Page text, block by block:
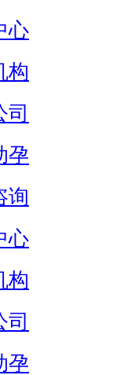
心
构
司
孕
询
心
构
司
孕